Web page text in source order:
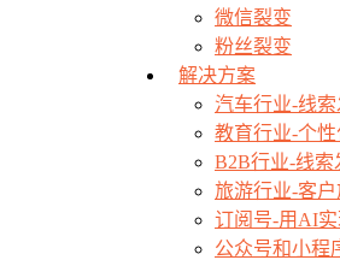
微信裂变
粉丝裂变
解决方案
汽车行业-线
教育行业-个
B2B行业-线索
旅游行业-客
订阅号-用AI
公众号和小程